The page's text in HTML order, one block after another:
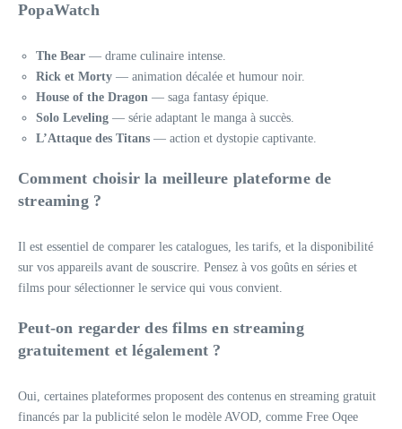
PopaWatch
The Bear — drame culinaire intense.
Rick et Morty — animation décalée et humour noir.
House of the Dragon — saga fantasy épique.
Solo Leveling — série adaptant le manga à succès.
L’Attaque des Titans — action et dystopie captivante.
Comment choisir la meilleure plateforme de
streaming ?
Il est essentiel de comparer les catalogues, les tarifs, et la disponibilité
sur vos appareils avant de souscrire. Pensez à vos goûts en séries et
films pour sélectionner le service qui vous convient.
Peut-on regarder des films en streaming
gratuitement et légalement ?
Oui, certaines plateformes proposent des contenus en streaming gratuit
financés par la publicité selon le modèle AVOD, comme Free Oqee